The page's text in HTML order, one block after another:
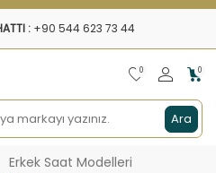
: +90 544 623 73 44
Ara
0 0
Erkek Saat Modelleri